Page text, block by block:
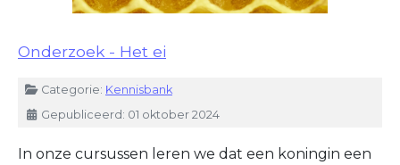
Onderzoek - Het ei
DetailsCategorie: Kennisbank
Gepubliceerd: 01 oktober 2024
In onze cursussen leren we dat een koningin een